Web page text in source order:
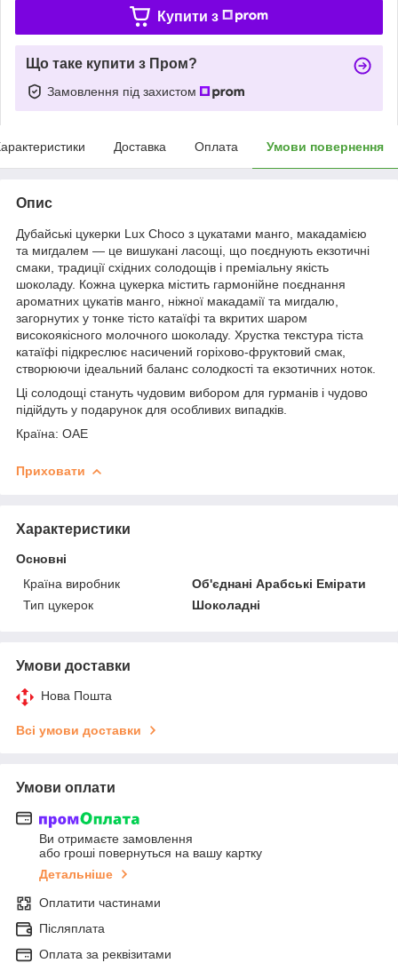
Купити з
Що таке купити з Пром?
Замовлення під захистом
Доставка Оплата Умови повернення
Опис
Дубайські цукерки Lux Choco з цукатами манго, макадамією
та мигдалем — це вишукані ласощі, що поєднують екзотичні
смаки, традиції східних солодощів і преміальну якість
шоколаду. Кожна цукерка містить гармонійне поєднання
ароматних цукатів манго, ніжної макадамії та мигдалю,
загорнутих у тонке тісто катаїфі та вкритих шаром
високоякісного молочного шоколаду. Хрустка текстура тіста
катаїфі підкреслює насичений горіхово-фруктовий смак,
створюючи ідеальний баланс солодкості та екзотичних ноток.
Ці солодощі стануть чудовим вибором для гурманів і чудово
підійдуть у подарунок для особливих випадків.
Країна: ОАЕ
Приховати
Характеристики
Основні
Країна виробник
Об'єднані Арабські Емірати
Тип цукерок
Шоколадні
Умови доставки
Нова Пошта
Всі умови доставки
Умови оплати
Ви отримаєте замовлення
або гроші повернуться на вашу картку
Детальніше
Оплатити частинами
Післяплата
Оплата за реквізитами